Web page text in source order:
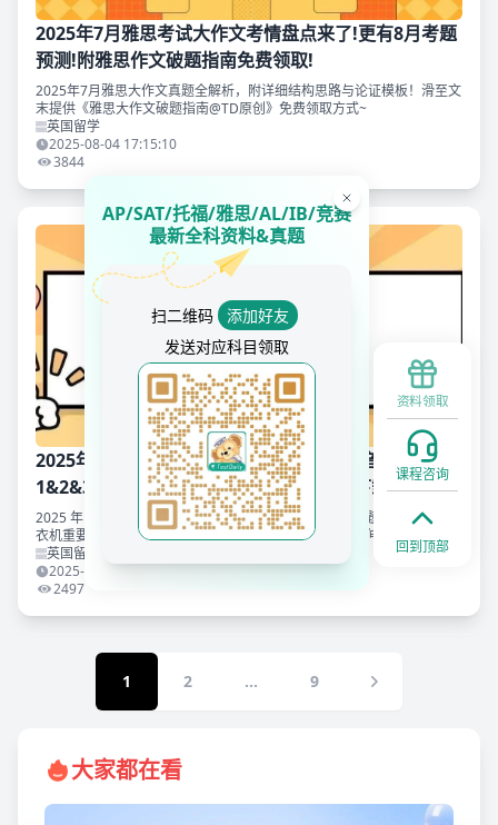
2025年7月雅思考试大作文考情盘点来了!更有8月考题
预测!附雅思作文破题指南免费领取!
2025年7月雅思大作文真题全解析，附详细结构思路与论证模板！滑至文
末提供《雅思大作文破题指南@TD原创》免费领取方式~
英国留学
2025-08-04 17:15:10
3844
2025年5-8月雅思口语题库高分示范文本+音频!Part
1&2&3第203弹附雅思真题备考资料免费下载领取!
2025 年 5-8 月雅思口语题库 Part1-3 示范：Machine 话题（咖啡机 / 洗
衣机重要性）、Part2 漂亮物品（陶瓷花瓶）及 Part3 延伸问题，附高分
文本、音频及表达积累（indispensable/mesmerizing）。滑至文末领取
完整题库！
英国留学
2025-07-26 18:11:12
2497
1 2 ... 9
大家都在看
资料领取
课程咨询
回到顶部
AP/SAT/托福/雅思/AL/IB/竞赛
最新全科资料&真题
扫二维码
添加好友
发送对应科目领取